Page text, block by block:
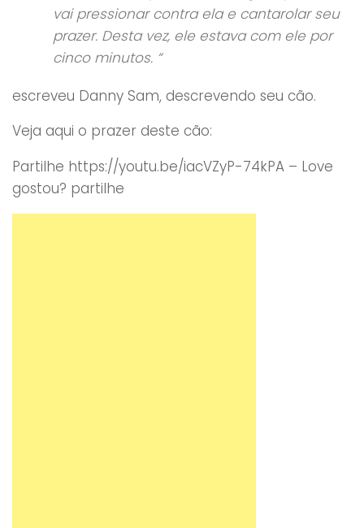
vai pressionar contra ela e cantarolar seu
prazer. Desta vez, ele estava com ele por
cinco minutos. “
escreveu Danny Sam, descrevendo seu cão.
Veja aqui o prazer deste cão:
Partilhe https://youtu.be/iacVZyP-74kPA – Love
gostou? partilhe